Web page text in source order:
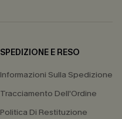
SPEDIZIONE E RESO
Informazioni Sulla Spedizione
Tracciamento Dell'Ordine
Politica Di Restituzione